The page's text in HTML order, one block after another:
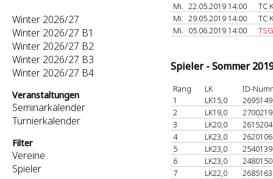
Winter 2026/27
Winter 2026/27 B1
Winter 2026/27 B2
Winter 2026/27 B3
Winter 2026/27 B4
Veranstaltungen
Seminarkalender
Turnierkalender
Filter
Vereine
Spieler
Mi. 22.05.2019 14:00
TC
Mi. 29.05.2019 14:00
TC
Mi. 05.06.2019 14:00
Spieler - Sommer
Rang LK
ID-
1
LK15,0
2
LK19,0
3
LK20,0
4
LK23,0
5
LK23,0
6
LK23,0
7
LK22,0